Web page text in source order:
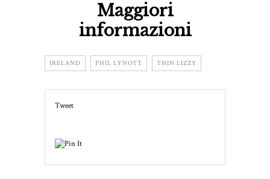
Maggiori
informazioni
IRELAND PHIL LYNOTT THIN LIZZY
Tweet